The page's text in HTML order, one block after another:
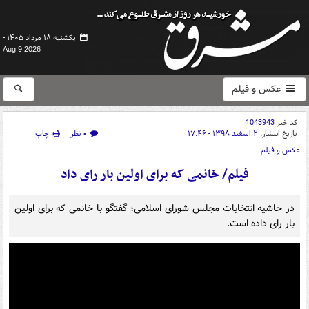
یکشنبه ۱۸ مرداد ۱۴۰۵ -
Aug 9 2026
عکس و فیلم
کد خبر1043943
تاریخ انتشار: ۲ اسفند ۱۳۹۸ - ۱۷:۴۶ ۰ نظر
چاپ
عکس و فیلم
فیلم/ خانمی که برای اولین بار رای داد
در حاشیه انتخابات مجلس شورای اسلامی؛ گفتگو با خانمی که برای اولین
بار رای داده است.